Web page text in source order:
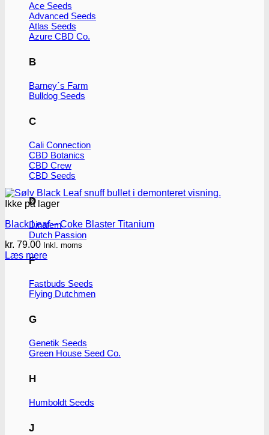
Ace Seeds
Advanced Seeds
Atlas Seeds
Azure CBD Co.
B
Barney´s Farm
Bulldog Seeds
C
Cali Connection
CBD Botanics
CBD Crew
CBD Seeds
D
Dinafem
Dutch Passion
F
Fastbuds Seeds
Flying Dutchmen
G
Genetik Seeds
Green House Seed Co.
H
Humboldt Seeds
J
Ikke på lager
Black Leaf – Coke Blaster Titanium
kr. 79.00 Inkl. moms
Læs mere